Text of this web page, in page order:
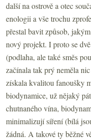
další na ostrově a otec
enologii a vše trochu
přestal bavit způsob,
nový projekt. I proto se
(podlaha, ale také směs
začínala tak prý neměla
získala kvalitou fanoušky
biodynamice, už nějaký
chutnaného vína,
minimalizují síření (bílá
žádná. A takové ty běžné